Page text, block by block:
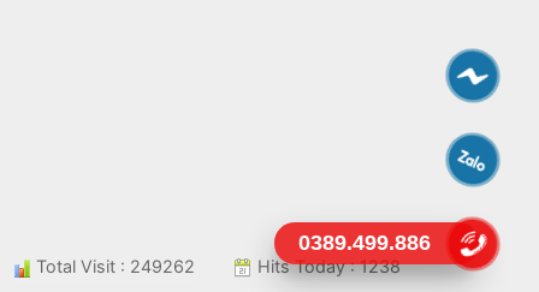
Total Visit : 249262 Hits Today : 1238
0389.499.886